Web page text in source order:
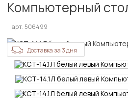
Компьютерный
арт. 506499
Доставка за 3 дня